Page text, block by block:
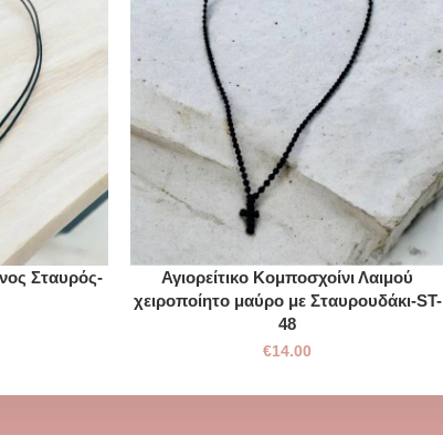
Σταυρός-
Αγιορείτικο Κομποσχοίνι Λαιμού
χειροποίητο μαύρο με Σταυρουδάκι-ST-
48
€14.00